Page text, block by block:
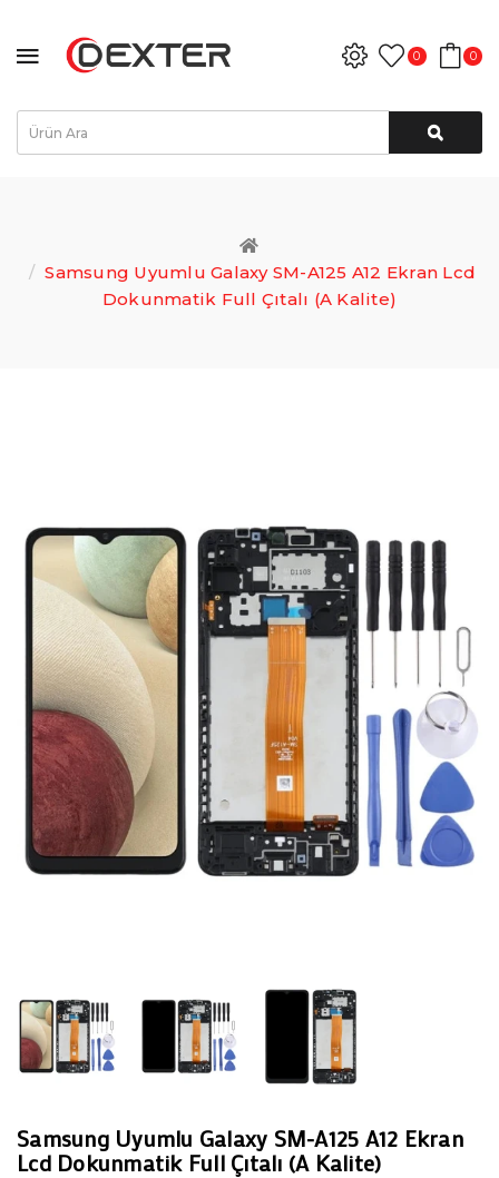
0 0
Samsung Uyumlu Galaxy SM-A125 A12 Ekran Lcd
Dokunmatik Full Çıtalı (A Kalite)
Samsung Uyumlu Galaxy SM-A125 A12 Ekran
Lcd Dokunmatik Full Çıtalı (A Kalite)